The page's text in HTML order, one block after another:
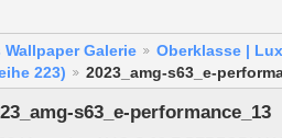
Wallpaper Galerie
Oberklasse |
223)
2023_amg-s63_e-
s63_e-performance_13